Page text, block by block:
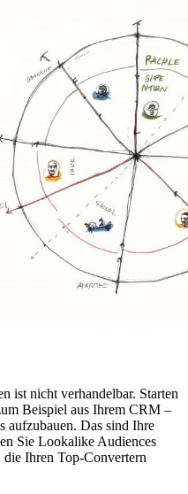
ist nicht verhandelbar. Starten
Beispiel aus Ihrem CRM –
aufzubauen. Das sind Ihre
Sie Lookalike Audiences
Ihren Top-Convertern